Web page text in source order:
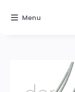
Menu